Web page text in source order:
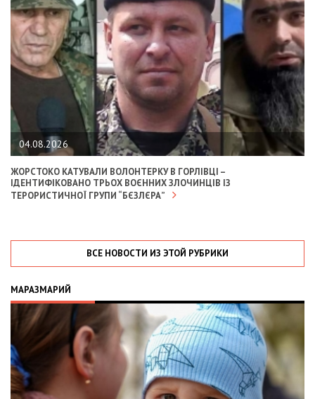
04.08.2026
ЖОРСТОКО КАТУВАЛИ ВОЛОНТЕРКУ В ГОРЛІВЦІ –
ІДЕНТИФІКОВАНО ТРЬОХ ВОЄННИХ ЗЛОЧИНЦІВ ІЗ
ТЕРОРИСТИЧНОЇ ГРУПИ “БЄЗЛЄРА”
ВСЕ НОВОСТИ ИЗ ЭТОЙ РУБРИКИ
МАРАЗМАРИЙ